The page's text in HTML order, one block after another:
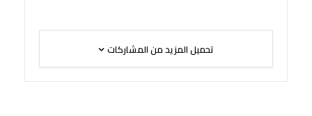
تحميل المزيد من المشاركات